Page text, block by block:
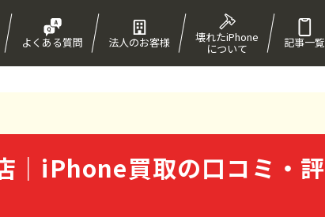
よくある質問 法人のお客様 壊れたiPhone
について 記事一覧
｜iPhone買取の口コミ・評